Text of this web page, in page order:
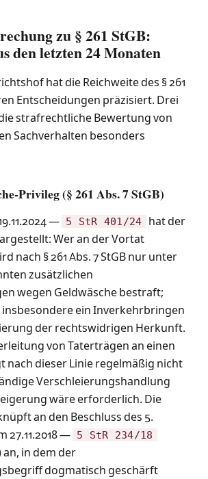
zu § 261 StGB:
den letzten 24 Monaten
hat die Reichweite des § 261
Entscheidungen präzisiert. Drei
strafrechtliche Bewertung von
Sachverhalten besonders
Privileg (§ 261 Abs. 7 StGB)
— 5 StR 401/24
hat der
Wer an der Vortat
nach § 261 Abs. 7 StGB nur unter
zusätzlichen
wegen Geldwäsche bestraft;
ein Inverkehrbringen
der rechtswidrigen Herkunft.
von Taterträgen an einen
nach dieser Linie regelmäßig nicht
Verschleierungshandlung
wäre erforderlich. Die
an den Beschluss des 5.
27.11.2018 — 5 StR 234/18
an, in dem der
dogmatisch geschärft